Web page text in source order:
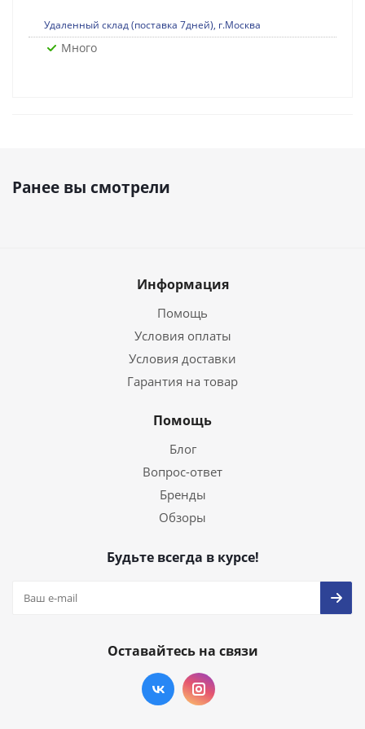
Удаленный склад (поставка 7дней), г.Москва
Много
Ранее вы смотрели
Информация
Помощь
Условия оплаты
Условия доставки
Гарантия на товар
Помощь
Блог
Вопрос-ответ
Бренды
Обзоры
Будьте всегда в курсе!
Оставайтесь на связи